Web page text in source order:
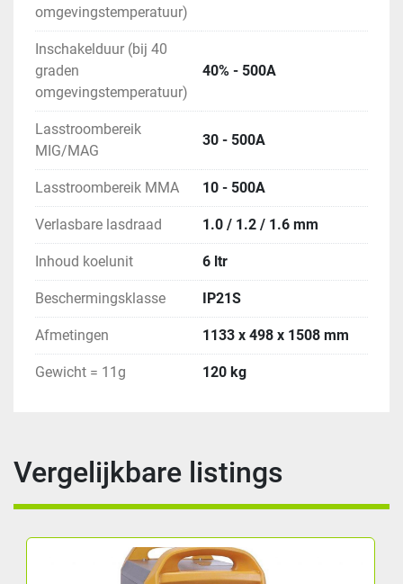
Iedere ML500YHGM wordt standaard geleverd
Watergekoelde Soldatech MLT501M4 MIG
toorts met euroconnector en 4m kabel
10x draad aandrijfrol: (0.8 + 1.0 and 1.2 +
1.6)(0.8 + 1.0U and 0.8 + 1.0V and 1.2V +
1.6V)
omgevingstemperatuur)
Inschakelduur (bij 40
graden
omgevingstemperatuur)
40% - 500A
Lasstroombereik
MIG/MAG
30 - 500A
Lasstroombereik MMA 10 - 500A
Verlasbare lasdraad 1.0 / 1.2 / 1.6 mm
Inhoud koelunit 6 ltr
Beschermingsklasse IP21S
Afmetingen 1133 x 498 x 1508 mm
Gewicht = 11g 120 kg
Vergelijkbare listings